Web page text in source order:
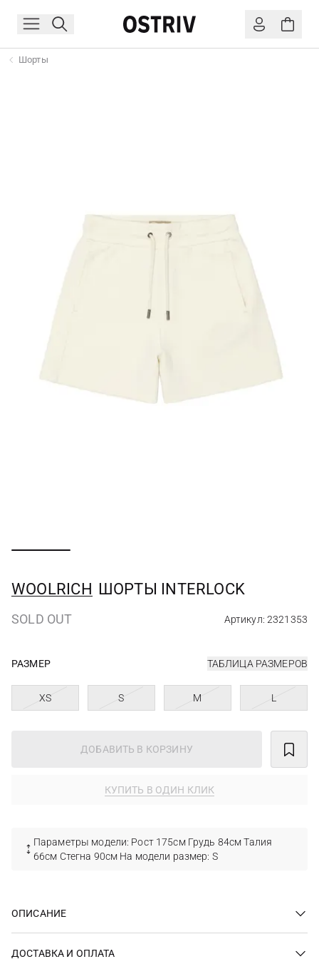
Шорты
WOOLRICH ШОРТЫ INTERLOCK
SOLD OUT Артикул: 2321353
РАЗМЕР ТАБЛИЦА РАЗМЕРОВ
XS S M L
ДОБАВИТЬ В КОРЗИНУ
КУПИТЬ В ОДИН КЛИК
Параметры модели: Рост 175см Грудь 84см Талия
66см Стегна 90см На модели размер: S
ОПИСАНИЕ
ДОСТАВКА И ОПЛАТА